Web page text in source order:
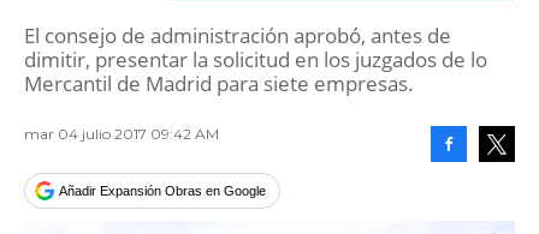
El consejo de administración aprobó, antes de
dimitir, presentar la solicitud en los juzgados de lo
Mercantil de Madrid para siete empresas.
mar 04 julio 2017 09:42 AM
Añadir Expansión Obras en Google